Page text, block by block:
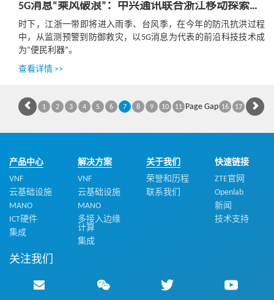
5G消息“乘风破浪”：中兴通讯联合浙江移动探索产业新形态
时下，江浙一带即将进入雨季、台风季，在今年的防汛抗洪过程
中，从监测预警到防御救灾，以5G消息为代表的前沿科技技术成
为“便民利器”。
查看详情 >>
1 2 3 4 5 6 7 8 9 10 11 Page Gap 16 17
产品中心
VNF
云基础设施
MANO
ICT硬件
集成
解决方案
VNF
云基础设施
MANO
多接入边缘
计算
集成
关于我们
荣誉和历程
联系我们
快速链接
ZTE官网
Openlab
新闻
技术支持
关注我们